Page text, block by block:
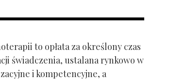
to opłata za określony czas
świadczenia, ustalana rynkowo w
i kompetencyjne, a